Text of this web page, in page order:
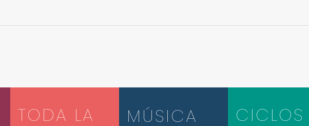
TODA LA MÚSICA CICLOS